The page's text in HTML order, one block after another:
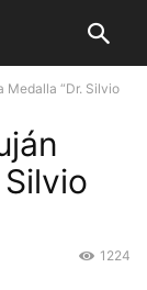
Medalla “Dr. Silvio
1224